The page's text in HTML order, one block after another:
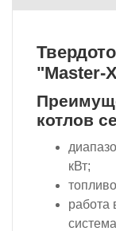
"Master-
котлов
кВт;
работа